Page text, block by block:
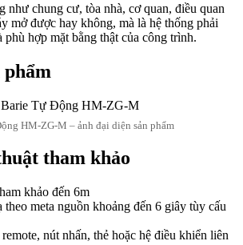
như chung cư, tòa nhà, cơ quan, điều quan
mở được hay không, mà là hệ thống phải
phù hợp mặt bằng thật của công trình.
HM-ZG-M – ảnh đại diện sản phẩm
tham khảo
khảo đến 6m
theo meta nguồn khoảng đến 6 giây tùy cấu
nút nhấn, thẻ hoặc hệ điều khiển liên